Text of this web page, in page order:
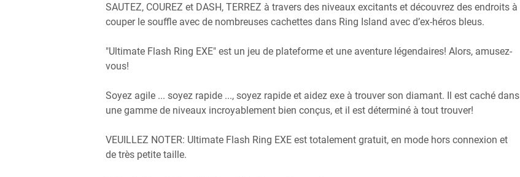
SAUTEZ, COUREZ et DASH, TERREZ à travers des niveaux excitants et découvrez des endroits à
couper le souffle avec de nombreuses cachettes dans Ring Island avec d’ex-héros bleus.
"Ultimate Flash Ring EXE" est un jeu de plateforme et une aventure légendaires! Alors, amusez-
vous!
Soyez agile ... soyez rapide ..., soyez rapide et aidez exe à trouver son diamant. Il est caché dans
une gamme de niveaux incroyablement bien conçus, et il est déterminé à tout trouver!
VEUILLEZ NOTER: Ultimate Flash Ring EXE est totalement gratuit, en mode hors connexion et
de très petite taille.